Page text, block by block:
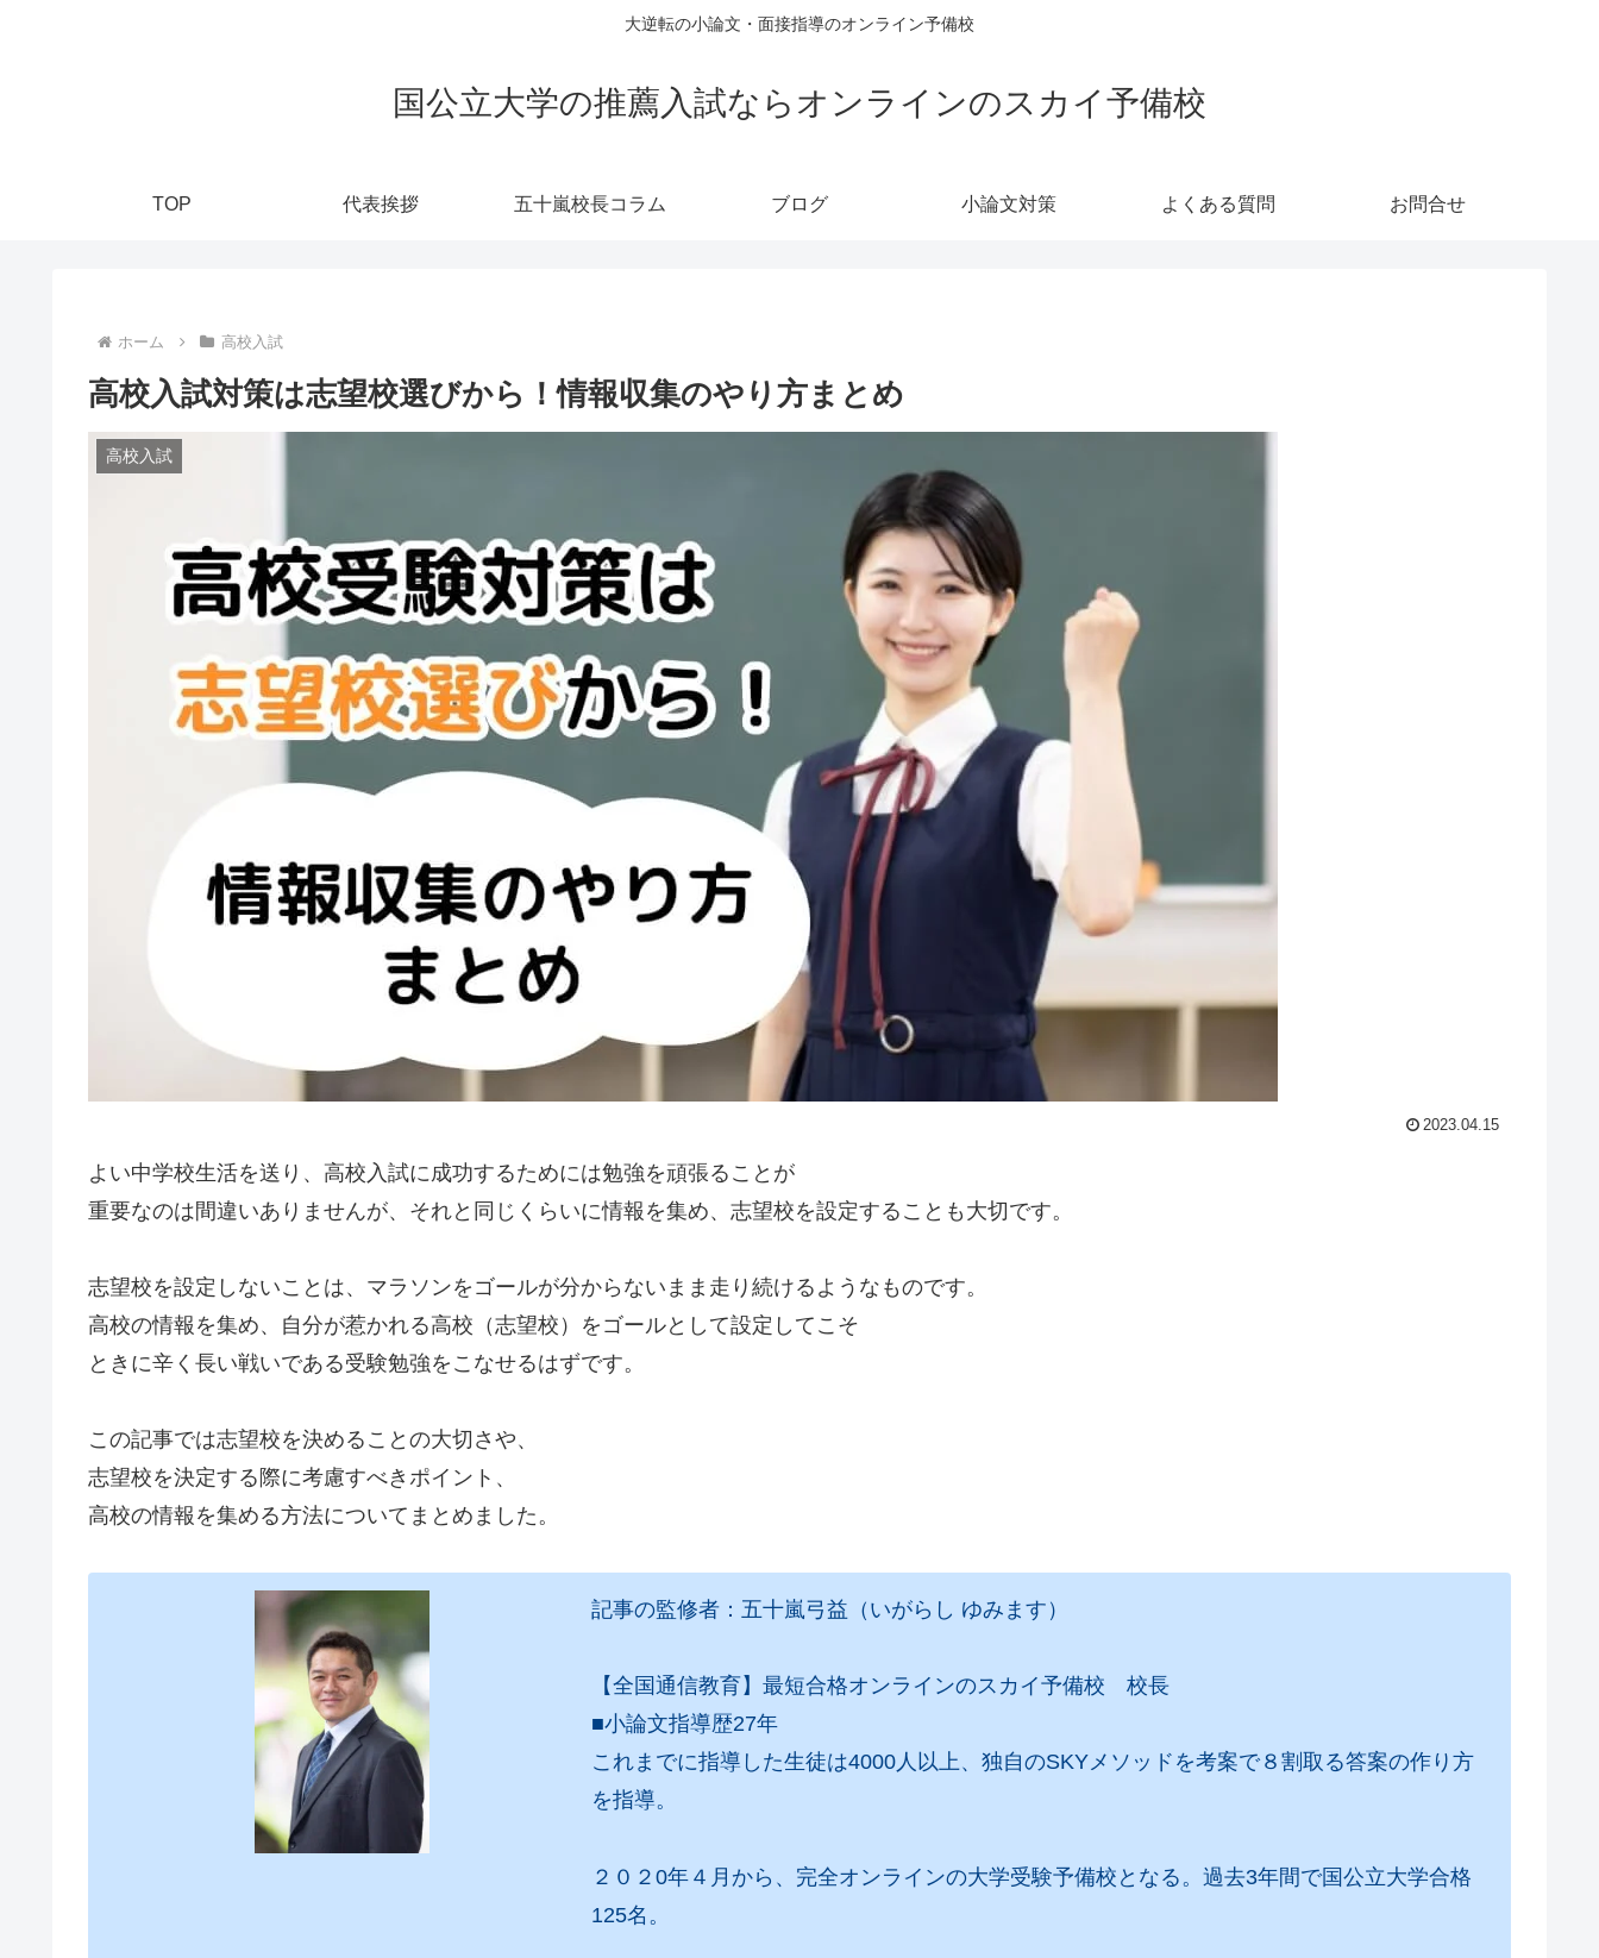
大逆転の小論文・面接指導のオンライン予備校
国公立大学の推薦入試ならオンラインのスカイ予備校
TOP 代表挨拶 五十嵐校長コラム ブログ 小論文対策 よくある質問 お問合せ
ホーム 高校入試
高校入試対策は志望校選びから！情報収集のやり方まとめ
高校入試
2023.04.15
よい中学校生活を送り、高校入試に成功するためには勉強を頑張ることが
重要なのは間違いありませんが、それと同じくらいに情報を集め、志望校を設定することも大切です。
志望校を設定しないことは、マラソンをゴールが分からないまま走り続けるようなものです。
高校の情報を集め、自分が惹かれる高校（志望校）をゴールとして設定してこそ
ときに辛く長い戦いである受験勉強をこなせるはずです。
この記事では志望校を決めることの大切さや、
志望校を決定する際に考慮すべきポイント、
高校の情報を集める方法についてまとめました。
記事の監修者：五十嵐弓益（いがらし ゆみます）
【全国通信教育】最短合格オンラインのスカイ予備校 校長
■小論文指導歴27年
これまでに指導した生徒は4000人以上、独自のSKYメソッドを考案で８割取る答案の作り方
を指導。
２０２0年４月から、完全オンラインの大学受験予備校となる。過去3年間で国公立大学合格
125名。